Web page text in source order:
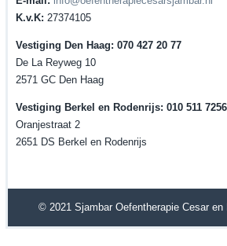
K.v.K: 27374105
Vestiging Den Haag: 070 427 20 77
De La Reyweg 10
2571 GC Den Haag
Vestiging Berkel en Rodenrijs: 010 511 7256
Oranjestraat 2
2651 DS Berkel en Rodenrijs
© 2021 Sjambar Oefentherapie Cesar en